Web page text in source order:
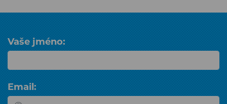
Vaše jméno:
Email: